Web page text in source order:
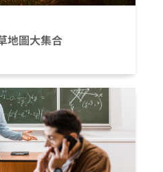
地圖大集合